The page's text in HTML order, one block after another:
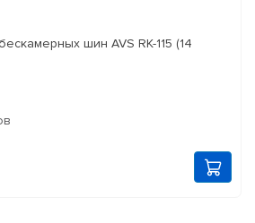
шин AVS RK-115 (14